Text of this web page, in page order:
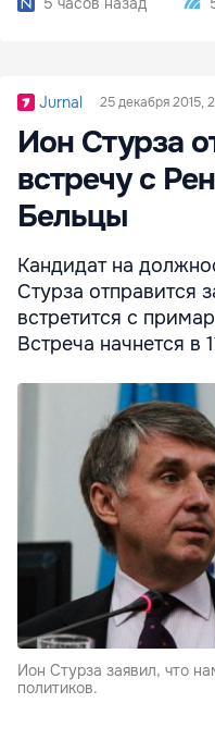
сезону
Jurnal 25 декабря 2015,
Ион Стурза
встречу с
Бельцы
Кандидат на
Стурза отправится
встретится с
Встреча начнется в
Ион Стурза заявил, что
политиков.